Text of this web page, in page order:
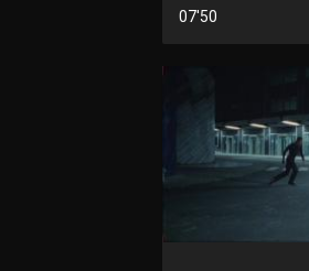
07'50